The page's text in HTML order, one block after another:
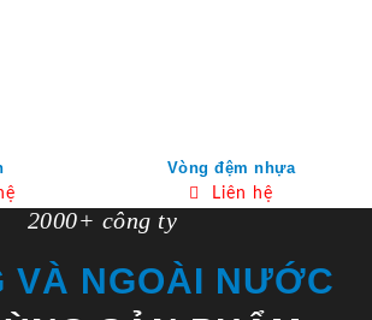
Vòng đệm nhựa
Liên hệ
2000+ công ty
VÀ NGOÀI NƯỚC